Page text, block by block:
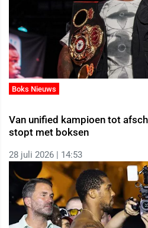
Boks Nieuws
Van unified kampioen tot
stopt met boksen
28 juli 2026 | 14:53